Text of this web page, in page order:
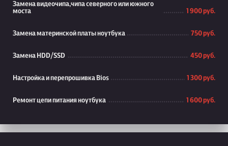
Замена видеочипа,чипа северного или южного
моста
1 900 руб.
Замена материнской платы ноутбука 750 руб.
Замена HDD/SSD 450 руб.
Настройка и перепрошивка Bios 1 300 руб.
Ремонт цепи питания ноутбука 1 600 руб.